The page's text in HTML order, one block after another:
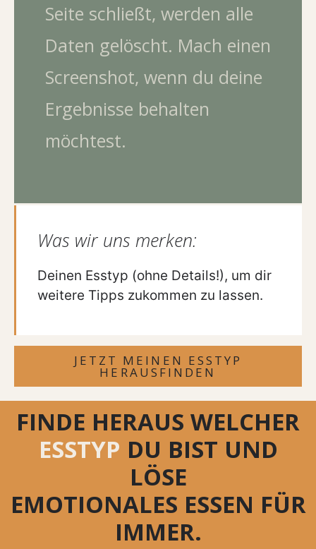
Seite schließt, werden alle
Daten gelöscht. Mach einen
Screenshot, wenn du deine
Ergebnisse behalten
möchtest.
Was wir uns merken:
Deinen Esstyp (ohne Details!), um dir
weitere Tipps zukommen zu lassen.
JETZT MEINEN ESSTYP
HERAUSFINDEN
FINDE HERAUS WELCHER
ESSTYP DU BIST UND
LÖSE
EMOTIONALES ESSEN FÜR
IMMER.